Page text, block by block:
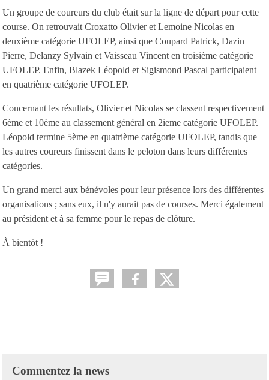
Un groupe de coureurs du club était sur la ligne de départ pour cette
course. On retrouvait Croxatto Olivier et Lemoine Nicolas en
deuxième catégorie UFOLEP, ainsi que Coupard Patrick, Dazin
Pierre, Delanzy Sylvain et Vaisseau Vincent en troisième catégorie
UFOLEP. Enfin, Blazek Léopold et Sigismond Pascal participaient
en quatrième catégorie UFOLEP.
Concernant les résultats, Olivier et Nicolas se classent respectivement
6ème et 10ème au classement général en 2ieme catégorie UFOLEP.
Léopold termine 5ème en quatrième catégorie UFOLEP, tandis que
les autres coureurs finissent dans le peloton dans leurs différentes
catégories.
Un grand merci aux bénévoles pour leur présence lors des différentes
organisations ; sans eux, il n'y aurait pas de courses. Merci également
au président et à sa femme pour le repas de clôture.
À bientôt !
Commentez la news